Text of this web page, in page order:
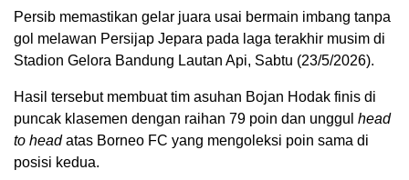
Persib memastikan gelar juara usai bermain imbang tanpa
gol melawan Persijap Jepara pada laga terakhir musim di
Stadion Gelora Bandung Lautan Api, Sabtu (23/5/2026).
Hasil tersebut membuat tim asuhan Bojan Hodak finis di
puncak klasemen dengan raihan 79 poin dan unggul head
to headatas Borneo FC yang mengoleksi poin sama di
posisi kedua.